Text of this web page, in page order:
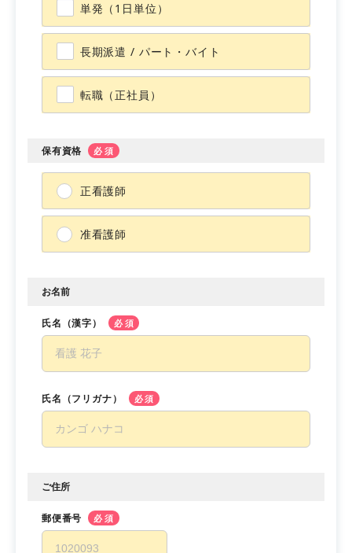
単発（1日単位）
長期派遣 / パート・バイト
転職（正社員）
保有資格 必須
正看護師
准看護師
お名前
氏名（漢字） 必須
氏名（フリガナ） 必須
ご住所
郵便番号 必須